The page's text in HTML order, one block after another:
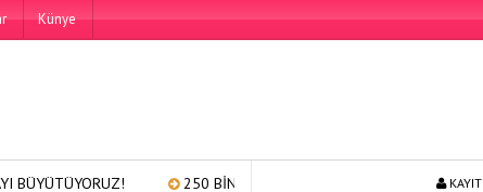
Künye
250 BİN ÖĞÜN, BİNLERCE YÜZE GÜLÜMSEME